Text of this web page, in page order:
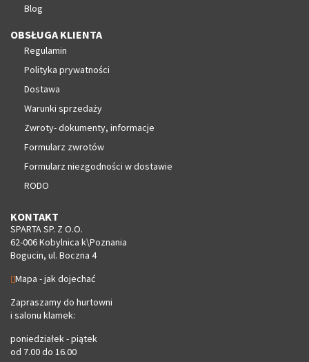
Blog
OBSŁUGA KLIENTA
Regulamin
Polityka prywatności
Dostawa
Warunki sprzedaży
Zwroty- dokumenty, informacje
Formularz zwrotów
Formularz niezgodności w dostawie
RODO
KONTAKT
SPARTA SP. Z O.O.
62-006 Kobylnica k\Poznania
Bogucin, ul. Boczna 4
Mapa - jak dojechać
Zapraszamy do hurtowni
i salonu klamek:
poniedziałek - piątek
od 7.00 do 16.00